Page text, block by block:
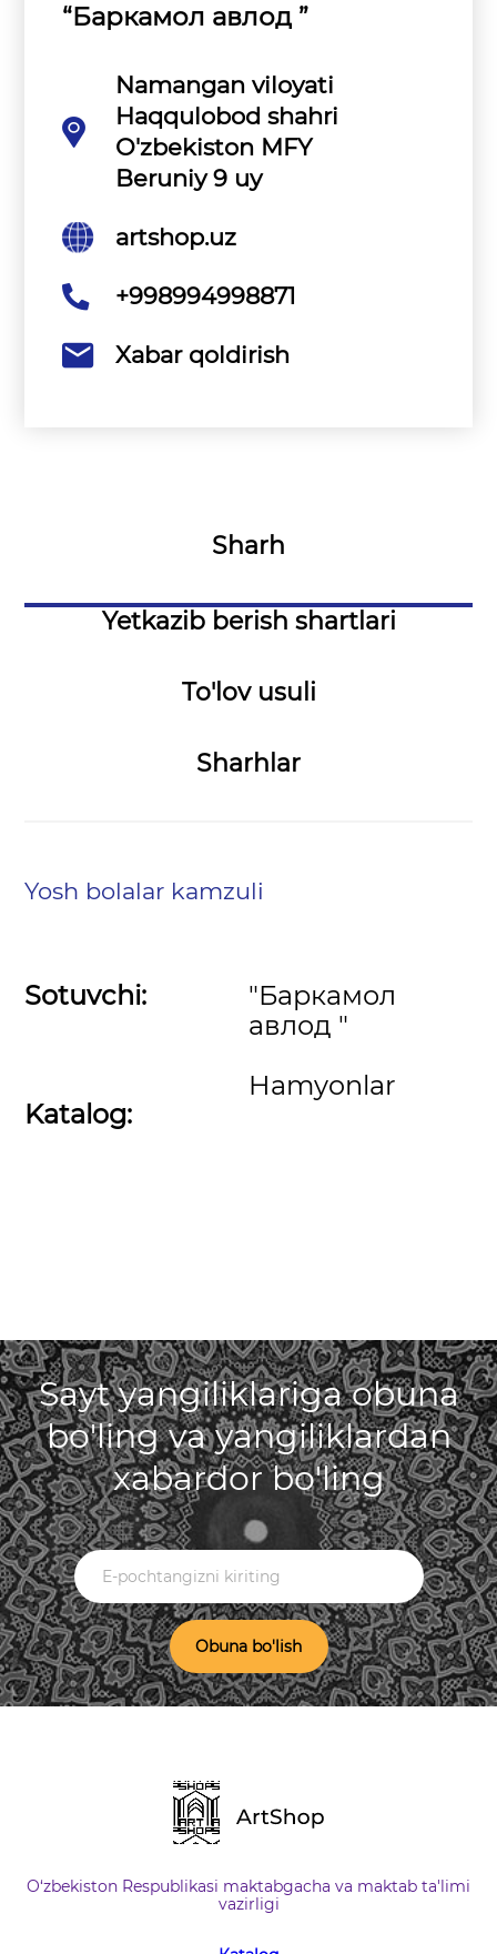
“Баркамол авлод ”
Namangan viloyati
Haqqulobod shahri
O'zbekiston MFY
Beruniy 9 uy
artshop.uz
+998994998871
Xabar qoldirish
Sharh
Yetkazib berish shartlari
To'lov usuli
Sharhlar
Yosh bolalar kamzuli
Sotuvchi:
Katalog:
"Баркамол
авлод "
Hamyonlar
Sayt yangiliklariga obuna
bo'ling va yangiliklardan
xabardor bo'ling
Obuna bo'lish
O‘zbekiston Respublikasi maktabgacha va maktab ta'limi
vazirligi